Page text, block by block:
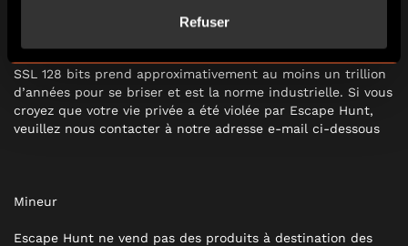
Refuser
juridiques ou commerciales. Escape Hunt utilise la
SSL 128 bits prend approximativement au moins un trillion
d’années pour se briser et est la norme industrielle. Si vous
croyez que votre vie privée a été violée par Escape Hunt,
veuillez nous contacter à notre adresse e-mail ci-dessous
Mineur
Escape Hunt ne vend pas des produits à destination des